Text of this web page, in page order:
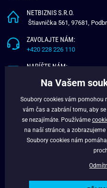
NETBIZNIS S.R.O.
Štiavnička 561, 97681,
ZAVOLAJTE NÁM:
+420 228 226 110
NAPÍŠTE NÁM:
O NÁS
VĚRNOSTNÍ PROGRAM
Na Vašem
Soubory cookies vám pomohou
vám čas a zabrání tomu, aby
se nezajímáte. Používáme
na naší stránce, a
Soubory cookies nám